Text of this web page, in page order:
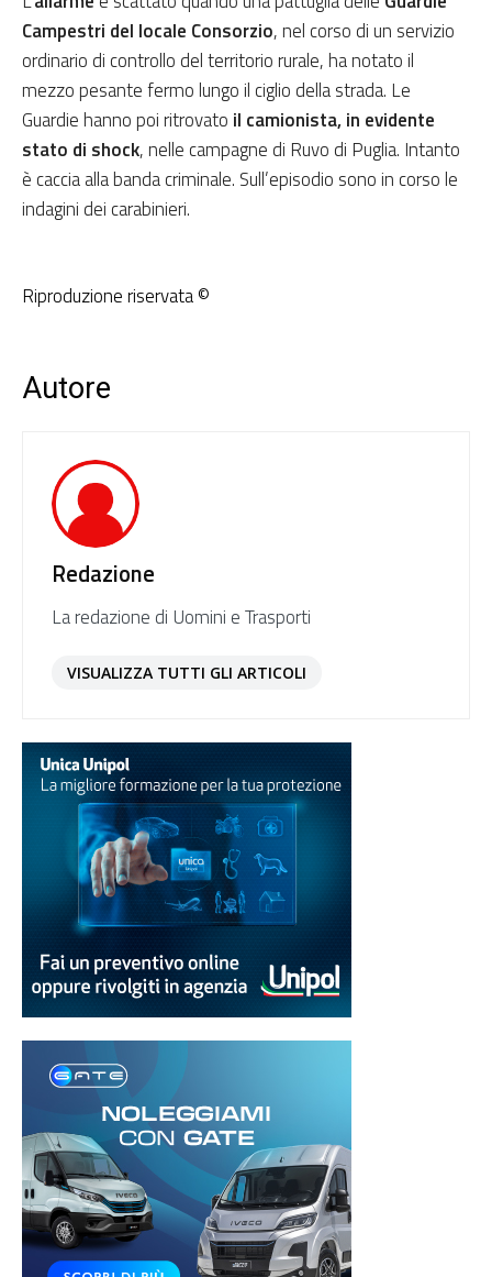
Campestri del locale Consorzio, nel corso di un servizio
ordinario di controllo del territorio rurale, ha notato il
mezzo pesante fermo lungo il ciglio della strada. Le
Guardie hanno poi ritrovato il camionista, in evidente
stato di shock, nelle campagne di Ruvo di Puglia. Intanto
è caccia alla banda criminale. Sull’episodio sono in corso le
indagini dei carabinieri.
Riproduzione riservata ©
Autore
Redazione
La redazione di Uomini e Trasporti
VISUALIZZA TUTTI GLI ARTICOLI